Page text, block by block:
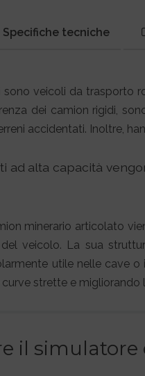
Specifiche tecniche
sono veicoli da trasporto
dei camion rigidi,
accidentati. Inoltre,
ad alta capacità
minerario articolato
veicolo. La sua
utile nelle cave
strette e migliorando
il